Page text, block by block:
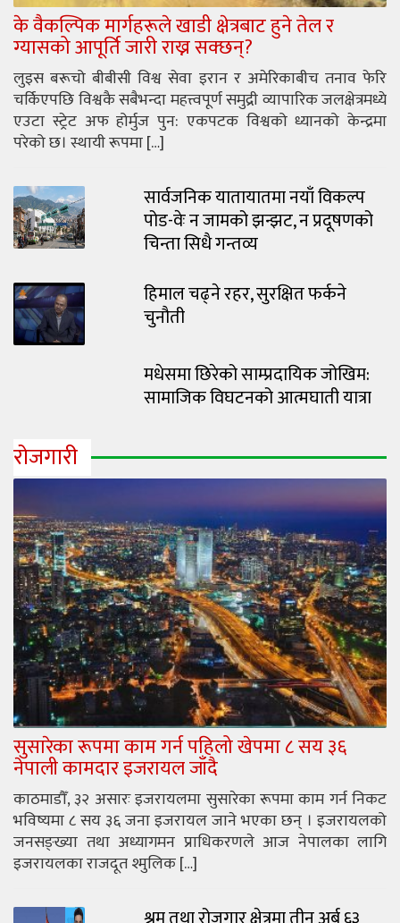
के वैकल्पिक मार्गहरूले खाडी क्षेत्रबाट हुने तेल र
ग्यासको आपूर्ति जारी राख्न सक्छन्?
लुइस बरूचो बीबीसी विश्व सेवा इरान र अमेरिकाबीच तनाव फेरि
चर्किएपछि विश्वकै सबैभन्दा महत्त्वपूर्ण समुद्री व्यापारिक जलक्षेत्रमध्ये
एउटा स्ट्रेट अफ होर्मुज पुन: एकपटक विश्वको ध्यानको केन्द्रमा
परेको छ। स्थायी रूपमा […]
सार्वजनिक यातायातमा नयाँ विकल्प
पोड-वेः न जामको झन्झट, न प्रदूषणको
चिन्ता सिधै गन्तव्य
हिमाल चढ्ने रहर, सुरक्षित फर्कने
चुनौती
मधेसमा छिरेको साम्प्रदायिक जोखिम:
सामाजिक विघटनको आत्मघाती यात्रा
रोजगारी
सुसारेका रूपमा काम गर्न पहिलो खेपमा ८ सय ३६
नेपाली कामदार इजरायल जाँदै
काठमाडौँ, ३२ असारः इजरायलमा सुसारेका रूपमा काम गर्न निकट
भविष्यमा ८ सय ३६ जना इजरायल जाने भएका छन् । इजरायलको
जनसङ्ख्या तथा अध्यागमन प्राधिकरणले आज नेपालका लागि
इजरायलका राजदूत श्मुलिक […]